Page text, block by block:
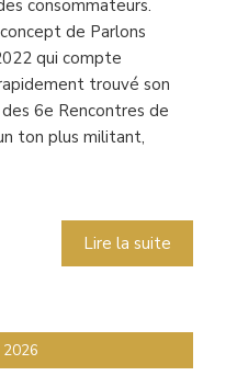
consommateurs.
de Parlons
qui compte
trouvé son
6e Rencontres de
ton plus militant,
Lire la suite
2026